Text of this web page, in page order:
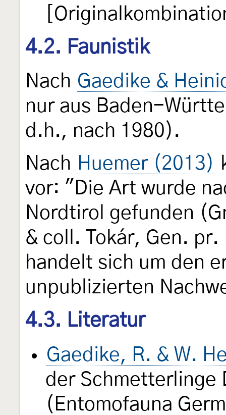
4.2. Faunistik
Nach Gaedike &
nur aus Baden-
d.h., nach 1980).
Nach Huemer (2013)
vor: "Die Art wurde
Nordtirol gefunden
& coll. Tokár, Gen.
handelt sich um den
unpublizierten
4.3. Literatur
Gaedike, R. & W.
der Schmetterlinge
(Entomofauna